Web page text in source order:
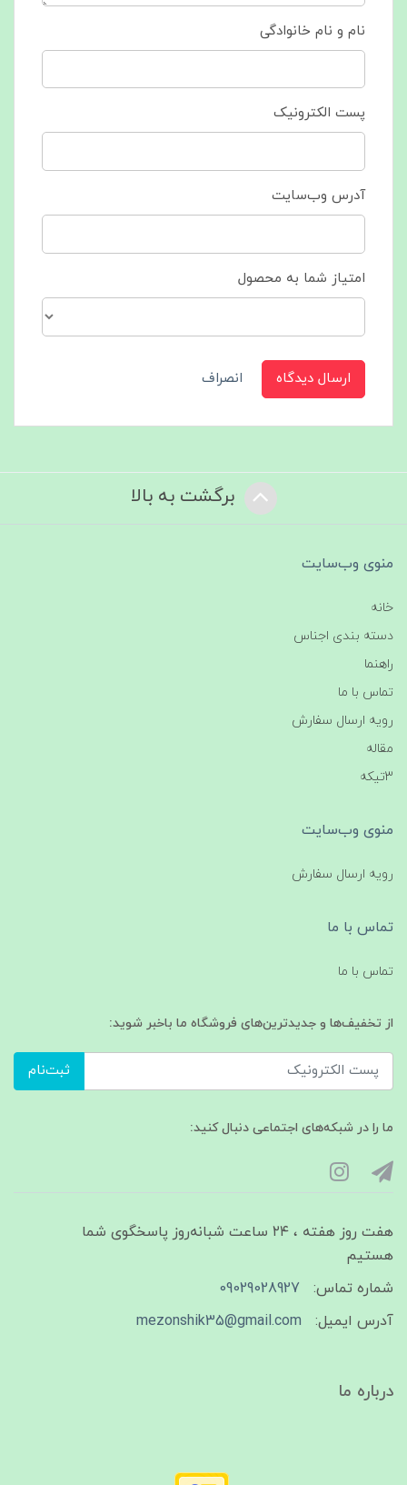
نام و نام خانوادگی
پست الکترونیک
آدرس وب‌سایت
امتیاز شما به محصول
ارسال دیدگاه انصراف
برگشت به بالا
منوی وب‌سایت
خانه
دسته بندی اجناس
راهنما
تماس با ما
رویه ارسال سفارش
مقاله
3تیکه
منوی وب‌سایت
رویه ارسال سفارش
تماس با ما
تماس با ما
از تخفیف‌ها و جدیدترین‌های فروشگاه ما باخبر شوید:
ثبت‌نام
ما را در شبکه‌های اجتماعی دنبال کنید:
هفت روز هفته ، ۲۴ ساعت شبانه‌روز پاسخگوی شما
هستیم
شماره تماس:
09029028927
آدرس ایمیل:
mezonshik35@gmail.com
درباره ما